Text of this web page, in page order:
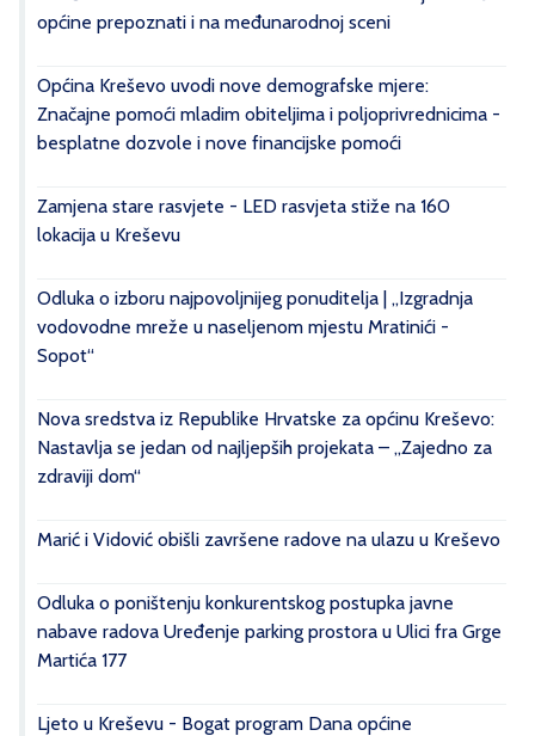
općine prepoznati i na međunarodnoj sceni
Općina Kreševo uvodi nove demografske mjere:
Značajne pomoći mladim obiteljima i poljoprivrednicima -
besplatne dozvole i nove financijske pomoći
Zamjena stare rasvjete - LED rasvjeta stiže na 160
lokacija u Kreševu
Odluka o izboru najpovoljnijeg ponuditelja | „Izgradnja
vodovodne mreže u naseljenom mjestu Mratinići -
Sopot“
Nova sredstva iz Republike Hrvatske za općinu Kreševo:
Nastavlja se jedan od najljepših projekata – „Zajedno za
zdraviji dom“
Marić i Vidović obišli završene radove na ulazu u Kreševo
Odluka o poništenju konkurentskog postupka javne
nabave radova Uređenje parking prostora u Ulici fra Grge
Martića 177
Ljeto u Kreševu - Bogat program Dana općine